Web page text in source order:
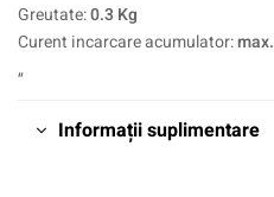
Greutate:0.3 Kg
Curent incarcare acumulator:
„
Informații suplimentare